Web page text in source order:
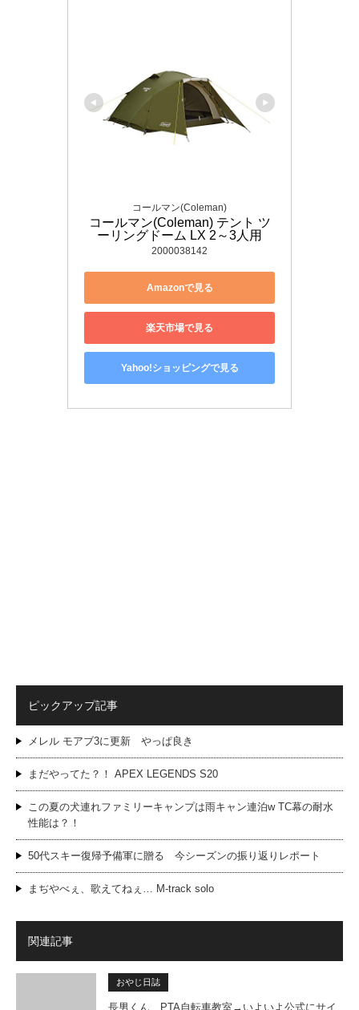
コールマン(Coleman)
コールマン(Coleman) テント ツ
ーリングドーム LX 2～3人用
2000038142
Amazonで見る
楽天市場で見る
Yahoo!ショッピングで見る
ピックアップ記事
メレル モアブ3に更新 やっぱ良き
まだやってた？！ APEX LEGENDS S20
この夏の犬連れファミリーキャンプは雨キャン連泊w TC幕の耐水
性能は？！
50代スキー復帰予備軍に贈る 今シーズンの振り返りレポート
まぢやべぇ、歌えてねぇ… M-track solo
関連記事
おやじ日誌
長男くん、PTA自転車教室→いよいよ公式にサイ